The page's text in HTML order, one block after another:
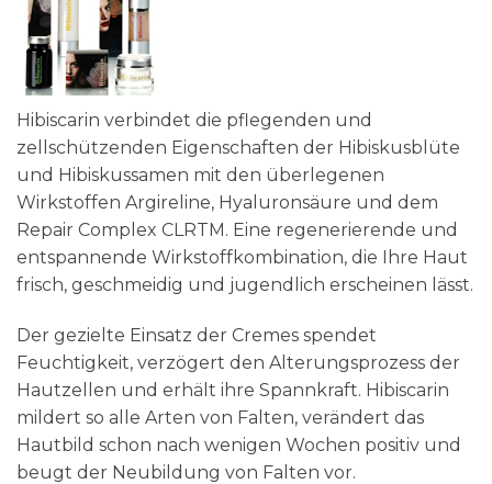
Hibiscarin verbindet die pflegenden und
zellschützenden Eigenschaften der Hibiskusblüte
und Hibiskussamen mit den überlegenen
Wirkstoffen Argireline, Hyaluronsäure und dem
Repair Complex CLRTM. Eine regenerierende und
entspannende Wirkstoffkombination, die Ihre Haut
frisch, geschmeidig und jugendlich erscheinen lässt.
Der gezielte Einsatz der Cremes spendet
Feuchtigkeit, verzögert den Alterungsprozess der
Hautzellen und erhält ihre Spannkraft. Hibiscarin
mildert so alle Arten von Falten, verändert das
Hautbild schon nach wenigen Wochen positiv und
beugt der Neubildung von Falten vor.